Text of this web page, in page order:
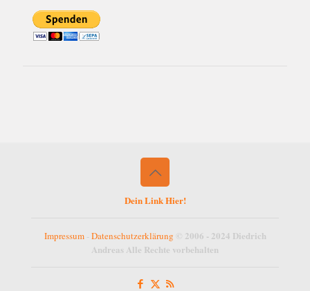
Dein Link Hier!
Impressum- Datenschutzerklärung © 2006 - 2024 Diedrich
Andreas Alle Rechte vorbehalten